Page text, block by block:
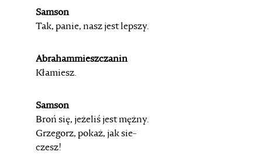
Samson
Tak, panie, nasz jest lepszy.
Abrahammieszczanin
Kłamiesz.
Samson
Broń się, jeżeliś jest mężny.
Grzegorz, pokaż, jak sie-
czesz!